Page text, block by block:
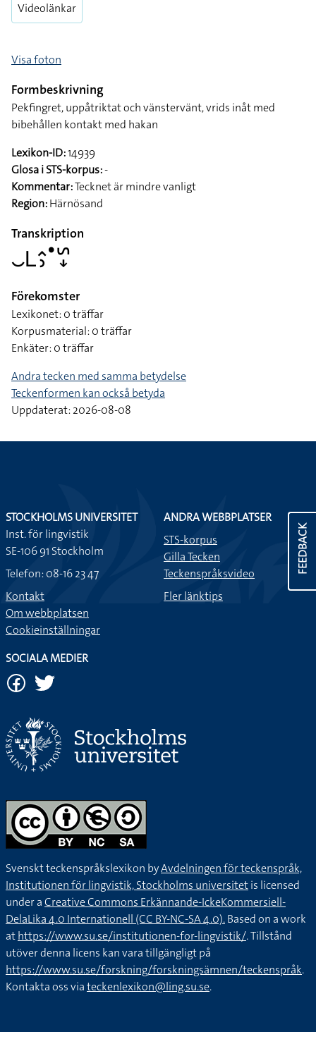
Videolänkar
Visa foton
Formbeskrivning
Pekfingret, uppåtriktat och vänstervänt, vrids inåt med
bibehållen kontakt med hakan
Lexikon-ID:14939
Glosa i STS-korpus:-
Kommentar:Tecknet är mindre vanligt
Region:Härnösand
Transkription
􌤛􌥈􌤵􌤶􌤟􌥲􌦊
Förekomster
Lexikonet: 0 träffar
Korpusmaterial: 0 träffar
Enkäter: 0 träffar
Andra tecken med samma betydelse
Teckenformen kan också betyda
Uppdaterat: 2026-08-08
FEEDBACK
STOCKHOLMS UNIVERSITET
Inst. för lingvistik
SE-106 91 Stockholm
Telefon: 08-16 23 47
Kontakt
Om webbplatsen
Cookieinställningar
ANDRA WEBBPLATSER
STS-korpus
Gilla Tecken
Teckenspråksvideo
Fler länktips
SOCIALA MEDIER
Svenskt teckenspråkslexikon byAvdelningen för teckenspråk,
Institutionen för lingvistik, Stockholms universitetis licensed
under aCreative Commons Erkännande-IckeKommersiell-
DelaLika 4.0 Internationell (CC BY-NC-SA 4.0).Based on a work
athttps://www.su.se/institutionen-for-lingvistik/. Tillstånd
utöver denna licens kan vara tillgängligt på
https://www.su.se/forskning/forskningsämnen/teckenspråk.
Kontakta oss viateckenlexikon@ling.su.se.